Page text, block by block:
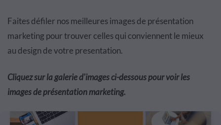
Faites défiler nos meilleures images de présentation
marketing pour trouver celles qui conviennent le mieux
au design de votre presentation.
Cliquez sur la galerie d'images ci-dessous pour voir les
images de présentation marketing.